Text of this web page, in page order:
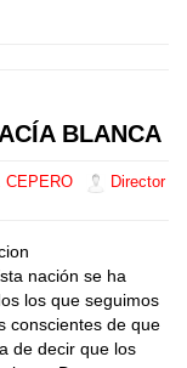
BLANCA
CEPERO
Director
nación se ha
los que seguimos
conscientes de que
de decir que los